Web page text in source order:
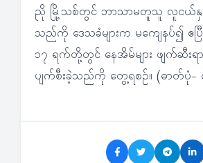
ညို မြို့သစ်တွင် ဘာသာမတူသူ လူငယ်နှစ်
သည်ကို ဒေသခံများက မကျေနပ်၍ ဧပ
၁၇ ရက်တို့တွင် နေအိမ်များ ဖျက်ဆီးရ
ပျက်စီးခဲ့သည်ကို တွေ့ရစဉ်။ (ဓာတ်ပုံ- ရ